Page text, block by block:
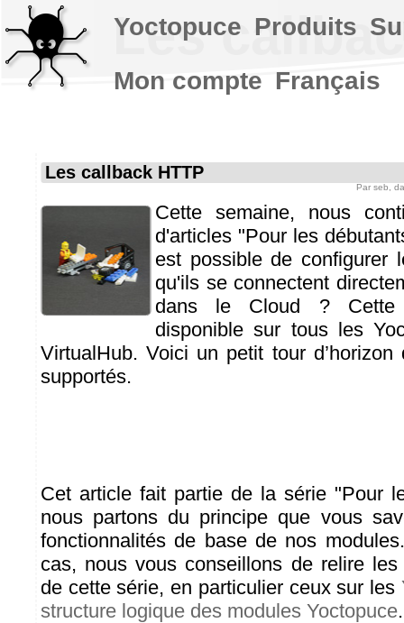
Les
Les callback HTTP
Par seb ,
Cette semaine, nous
d'articles "Pour les
est possible de configurer
qu'ils se connectent
dans le Cloud ? Cette
disponible sur tous les
VirtualHub. Voici un petit tour
supportés.
Cet article fait partie de la série "Pour
nous partons du principe que vous
fonctionnalités de base de nos
cas, nous vous conseillons de relire les
de cette série, en particulier ceux sur les
structure logique des modules Yoctopuce.
Yoctopuce Produits
Mon compte Français